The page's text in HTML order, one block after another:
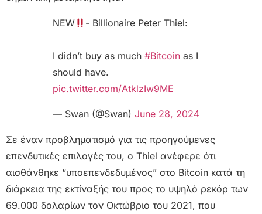
NEW - Billionaire Peter Thiel:
I didn’t buy as much #Bitcoin as I
should have.
pic.twitter.com/AtklzIw9ME
— Swan (@Swan) June 28, 2024
Σε έναν προβληματισμό για τις προηγούμενες
επενδυτικές επιλογές του, ο Thiel ανέφερε ότι
αισθάνθηκε “υποεπενδεδυμένος” στο Bitcoin κατά τη
διάρκεια της εκτίναξής του προς το υψηλό ρεκόρ των
69.000 δολαρίων τον Οκτώβριο του 2021, που